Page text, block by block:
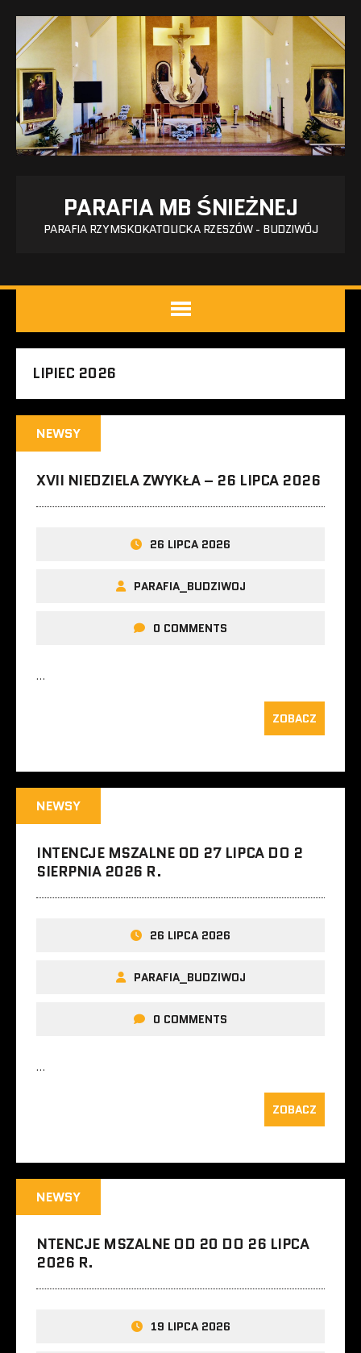
PARAFIA MB ŚNIEŻNEJ
PARAFIA RZYMSKOKATOLICKA RZESZÓW - BUDZIWÓJ
LIPIEC 2026
NEWSY
XVII NIEDZIELA ZWYKŁA – 26 LIPCA 2026
26 LIPCA 2026
PARAFIA_BUDZIWOJ
0 COMMENTS
…
ZOBACZ
NEWSY
INTENCJE MSZALNE OD 27 LIPCA DO 2
SIERPNIA 2026 R.
26 LIPCA 2026
PARAFIA_BUDZIWOJ
0 COMMENTS
…
ZOBACZ
NEWSY
NTENCJE MSZALNE OD 20 DO 26 LIPCA
2026 R.
19 LIPCA 2026